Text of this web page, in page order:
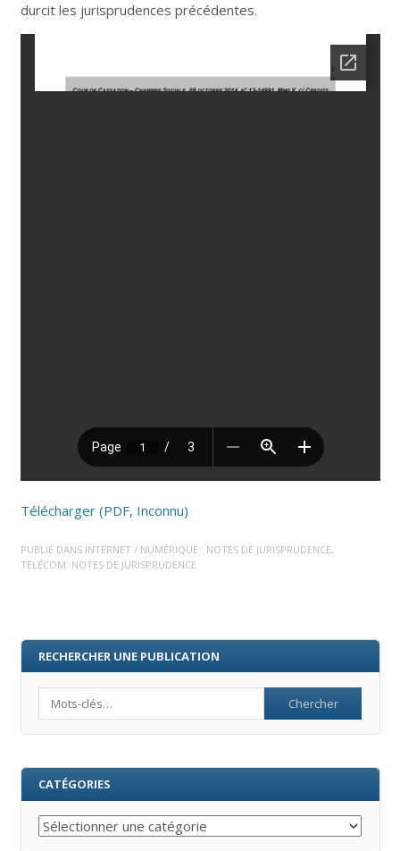
durcit les jurisprudences précédentes.
Télécharger (PDF, Inconnu)
PUBLIÉ DANS INTERNET / NUMÉRIQUE : NOTES DE JURISPRUDENCE,
TÉLÉCOM: NOTES DE JURISPRUDENCE
RECHERCHER UNE PUBLICATION
CATÉGORIES
Catégories